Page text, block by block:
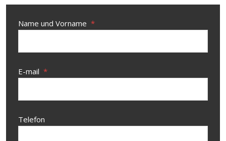
Name und Vorname *
E-mail *
Telefon